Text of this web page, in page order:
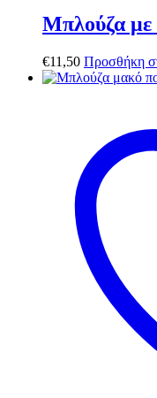
Μπλούζα
€11,50 Προσθήκη